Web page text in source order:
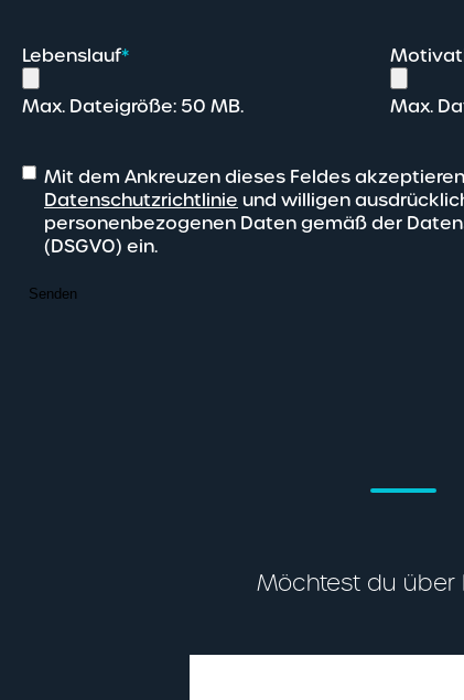
Lebenslauf*
Max. Dateigröße: 50 MB. Max.
Mit dem Ankreuzen dieses Feldes
Datenschutzrichtlinie und willigen
personenbezogenen Daten gemäß der
(DSGVO) ein.
Senden
Möchtest du über